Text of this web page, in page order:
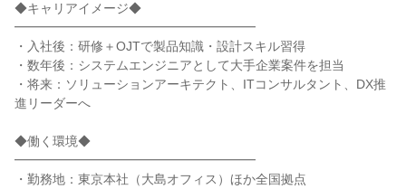
◆キャリアイメージ◆
━━━━━━━━━━━━━━━━━━━
・入社後：研修＋OJTで製品知識・設計スキル習得
・数年後：システムエンジニアとして大手企業案件を担当
・将来：ソリューションアーキテクト、ITコンサルタント、DX推
進リーダーへ
◆働く環境◆
━━━━━━━━━━━━━━━━━━━
・勤務地：東京本社（大島オフィス）ほか全国拠点